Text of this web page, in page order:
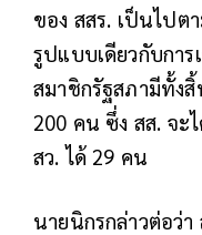
ของ สสร. เป็นไปต
รูปแบบเดียวกับการ
สมาชิกรัฐสภามีทั้ง
200 คน ซึ่ง สส. จะ
สว. ได้ 29 คน
นายนิกรกล่าวต่อว่